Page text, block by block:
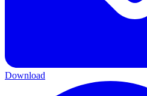
Download